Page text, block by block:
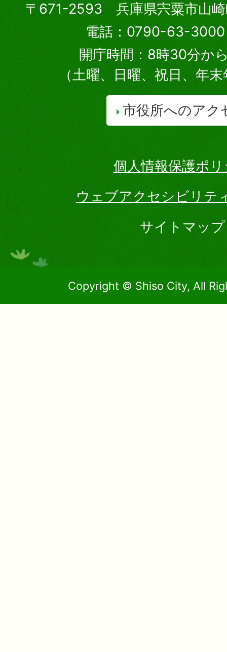
〒671-2593 兵庫県宍粟市山崎
電話：0790-63-3000
開庁時間：8時30分か
（土曜、日曜、祝日、年
市役所へのアク
個人情報保護ポ
ウェブアクセシビリテ
サイトマップ
Copyright © Shiso City, All